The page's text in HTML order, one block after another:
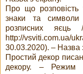
Про що розповість
знаки та
розписних
http://
30.03.2020). – Назва
Простий декор
декору. – Режим